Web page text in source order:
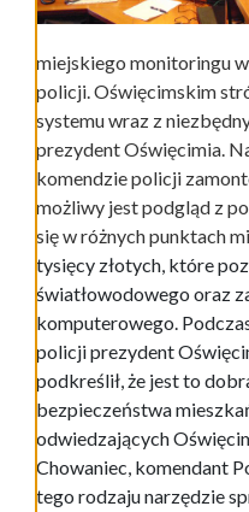
miejskiego monitoringu
policji. Oświęcimskim
systemu wraz z
prezydent Oświęcimia.
komendzie policji
możliwy jest podgląd z
się w różnych punktach
tysięcy złotych, które
światłowodowego oraz
komputerowego.
policji prezydent
podkreślił, że jest to
bezpieczeństwa
odwiedzających
Chowaniec, komendant
tego rodzaju narzędzie